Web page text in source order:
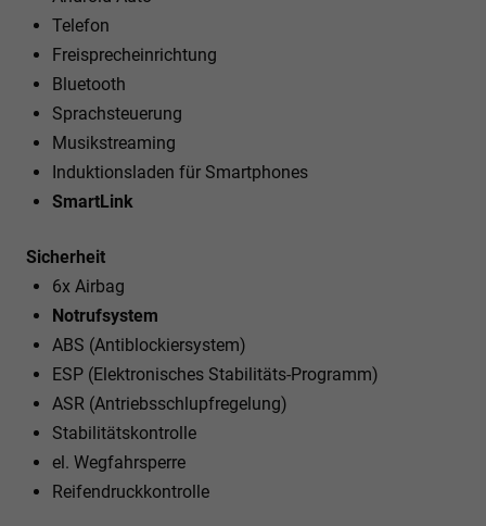
Telefon
Freisprecheinrichtung
Bluetooth
Sprachsteuerung
Musikstreaming
Induktionsladen für Smartphones
SmartLink
Sicherheit
6x Airbag
Notrufsystem
ABS (Antiblockiersystem)
ESP (Elektronisches Stabilitäts-Programm)
ASR (Antriebsschlupfregelung)
Stabilitätskontrolle
el. Wegfahrsperre
Reifendruckkontrolle